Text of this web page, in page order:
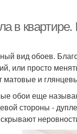
в
вид обоев.
или просто
матовые и
обои еще
стороны -